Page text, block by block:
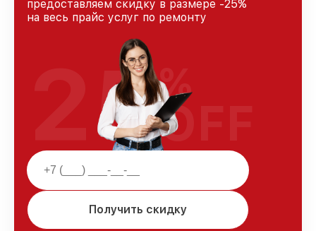
предоставляем скидку в размере -25%
на весь прайс услуг по ремонту
Получить скидку
25%
OFF